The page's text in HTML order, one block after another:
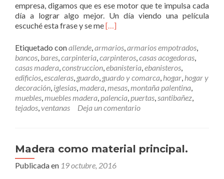
l
u
n
P
a
e
t
s
d
e
m
a
a
empresa, digamos que es ese motor que te impulsa cada
día a lograr algo mejor. Un día viendo una película
escuché esta frase y se meL
e
r
m
á
s
N
u
r
o
L
[…]
Etiquetado conallende,armarios,armarios empotrados,
bancos, bares,carpinteria,carpinteros,casas acogedoras,
casas madera,construccion,ebanisteria,ebanisteros,
edificios,escaleras, guardo, guardo y comarca, hogar, hogar y
decoración, iglesias,madera,mesas,montaña palentina,
muebles,muebles madera,palencia,puertas,santibañez,
tejados,ventanas Deja un comentario
Madera como material principal.
Publicada en 19 octubre, 2016